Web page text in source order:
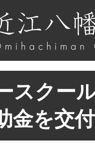
スクー
金を交